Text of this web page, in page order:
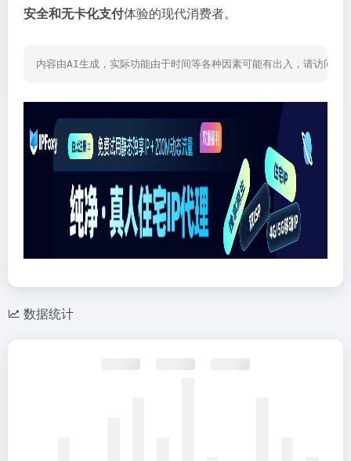
安全和无卡化支付体验的现代消费者。
内容由AI生成，实际功能由于时间等各种因素可能有出入，请访问网
数据统计